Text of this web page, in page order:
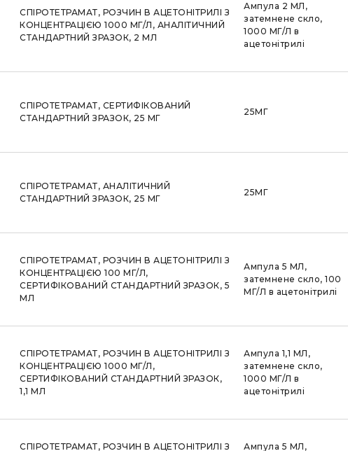
СПІРОТЕТРАМАТ, РОЗЧИН В АЦЕТОНІТРИЛІ З
КОНЦЕНТРАЦІЄЮ 1000 МГ/Л, АНАЛІТИЧНИЙ
СТАНДАРТНИЙ ЗРАЗОК, 2 МЛ
Ампула 2 МЛ,
затемнене скло,
1000 МГ/Л в
ацетонітрилі
СПІРОТЕТРАМАТ, СЕРТИФІКОВАНИЙ
СТАНДАРТНИЙ ЗРАЗОК, 25 МГ
25МГ
СПІРОТЕТРАМАТ, АНАЛІТИЧНИЙ
СТАНДАРТНИЙ ЗРАЗОК, 25 МГ
25МГ
СПІРОТЕТРАМАТ, РОЗЧИН В АЦЕТОНІТРИЛІ З
КОНЦЕНТРАЦІЄЮ 100 МГ/Л,
СЕРТИФІКОВАНИЙ СТАНДАРТНИЙ ЗРАЗОК, 5
МЛ
Ампула 5 МЛ,
затемнене скло, 100
МГ/Л в ацетонітрилі
СПІРОТЕТРАМАТ, РОЗЧИН В АЦЕТОНІТРИЛІ З
КОНЦЕНТРАЦІЄЮ 1000 МГ/Л,
СЕРТИФІКОВАНИЙ СТАНДАРТНИЙ ЗРАЗОК,
1,1 МЛ
Ампула 1,1 МЛ,
затемнене скло,
1000 МГ/Л в
ацетонітрилі
СПІРОТЕТРАМАТ, РОЗЧИН В АЦЕТОНІТРИЛІ З
Ампула 5 МЛ,